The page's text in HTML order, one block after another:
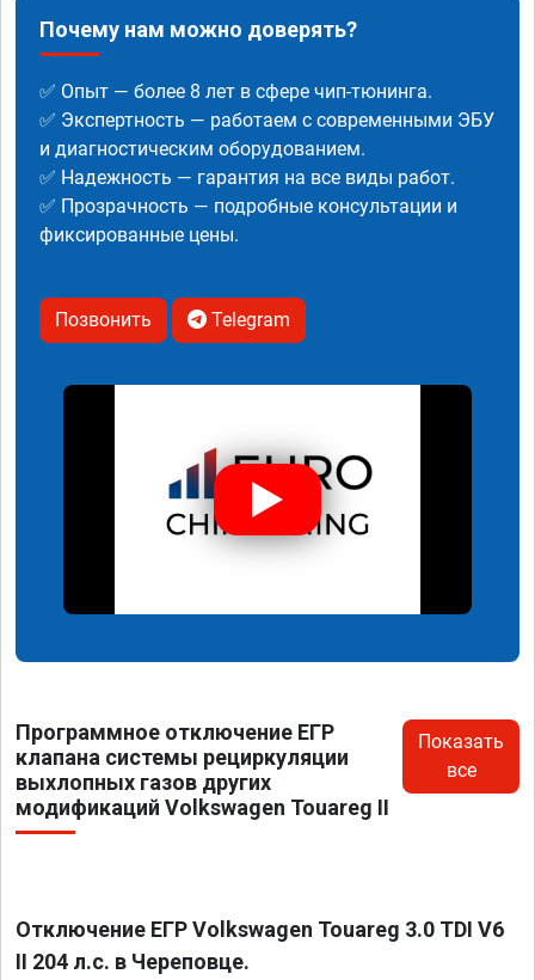
Почему нам можно доверять?
✅ Опыт — более 8 лет в сфере чип-тюнинга.
✅ Экспертность — работаем с современными ЭБУ
и диагностическим оборудованием.
✅ Надежность — гарантия на все виды работ.
✅ Прозрачность — подробные консультации и
фиксированные цены.
Позвонить Telegram
Программное отключение ЕГР
клапана системы рециркуляции
выхлопных газов других
модификаций Volkswagen Touareg II
Показать
все
Отключение ЕГР Volkswagen Touareg 3.0 TDI V6
II 204 л.с. в Череповце.